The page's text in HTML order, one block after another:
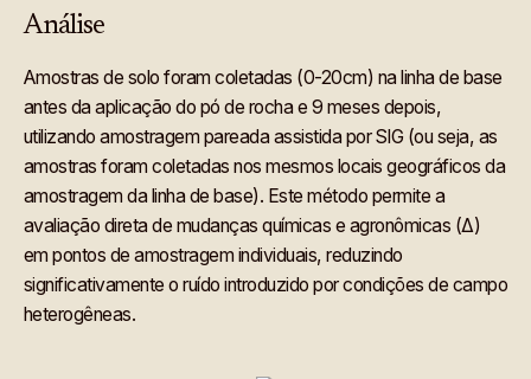
Análise
Amostras de solo foram coletadas (0-20cm) na linha de base
antes da aplicação do pó de rocha e 9 meses depois,
utilizando amostragem pareada assistida por SIG (ou seja, as
amostras foram coletadas nos mesmos locais geográficos da
amostragem da linha de base). Este método permite a
avaliação direta de mudanças químicas e agronômicas (Δ)
em pontos de amostragem individuais, reduzindo
significativamente o ruído introduzido por condições de campo
heterogêneas.